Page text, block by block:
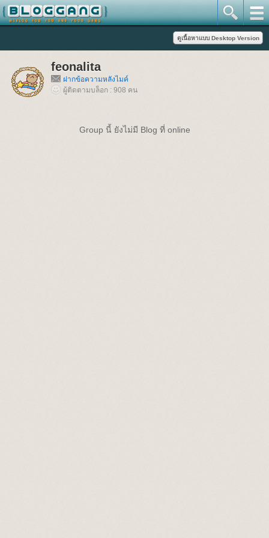
feonalita
ฝากข้อความหลังไมค์
ผู้ติดตามบล็อก : 908 คน
Group นี้ ยังไม่มี Blog ที่ online